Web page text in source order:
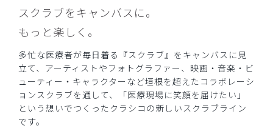
スクラブをキャンバスに。
もっと楽しく。
多忙な医療者が毎日着る『スクラブ』をキャンバスに見
立て、アーティストやフォトグラファー、映画・音楽・ビ
ューティー・キャラクターなど垣根を超えたコラボレーシ
ョンスクラブを通して、「医療現場に笑顔を届けたい」
という想いでつくったクラシコの新しいスクラブライン
です。